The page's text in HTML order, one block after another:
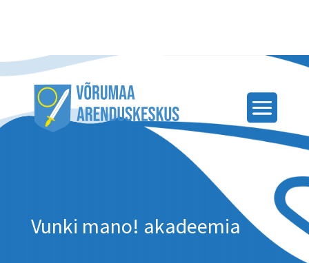
Vunki mano! akadeemia